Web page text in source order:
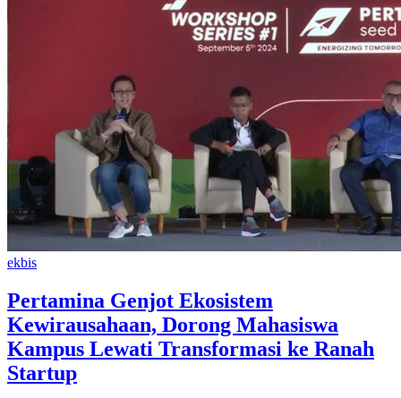
ekbis
Pertamina Genjot Ekosistem
Kewirausahaan, Dorong Mahasiswa
Kampus Lewati Transformasi ke Ranah
Startup